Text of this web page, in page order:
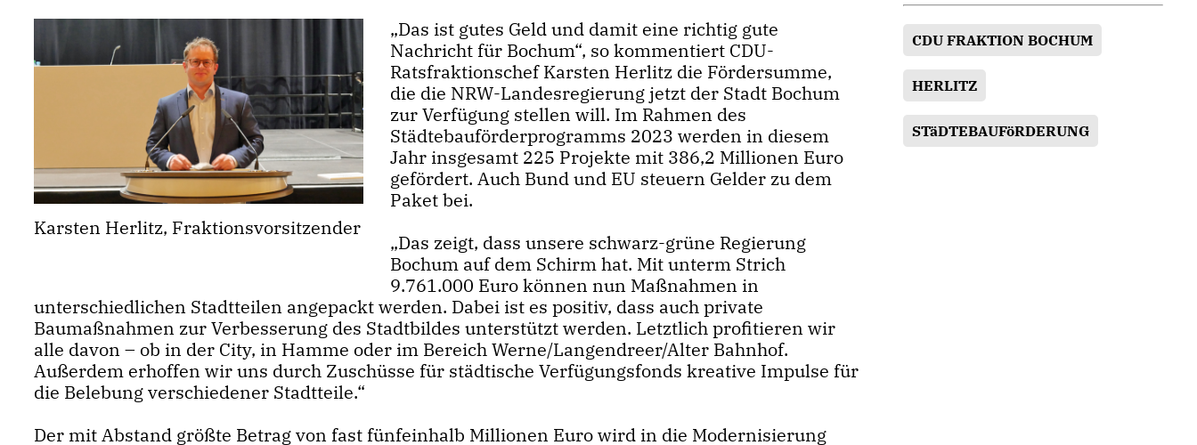
Karsten Herlitz, Fraktionsvorsitzender
Das ist gutes Geld und damit eine richtig gute
Nachricht für Bochum“, so kommentiert CDU-
Ratsfraktionschef Karsten Herlitz die Fördersumme,
die die NRW-Landesregierung jetzt der Stadt Bochum
zur Verfügung stellen will. Im Rahmen des
Städtebauförderprogramms 2023 werden in diesem
Jahr insgesamt 225 Projekte mit 386,2 Millionen Euro
gefördert. Auch Bund und EU steuern Gelder zu dem
Paket bei.
Das zeigt, dass unsere schwarz-grüne Regierung
Bochum auf dem Schirm hat. Mit unterm Strich
9.761.000 Euro können nun Maßnahmen in
unterschiedlichen Stadtteilen angepackt werden. Dabei ist es positiv, dass auch private
Baumaßnahmen zur Verbesserung des Stadtbildes unterstützt werden. Letztlich profitieren wir
alle davon – ob in der City, in Hamme oder im Bereich Werne/Langendreer/Alter Bahnhof.
Außerdem erhoffen wir uns durch Zuschüsse für städtische Verfügungsfonds kreative Impulse für
die Belebung verschiedener Stadtteile.“
Der mit Abstand größte Betrag von fast fünfeinhalb Millionen Euro wird in die Modernisierung
CDU FRAKTION BOCHUM
HERLITZ
STäDTEBAUFöRDERUNG